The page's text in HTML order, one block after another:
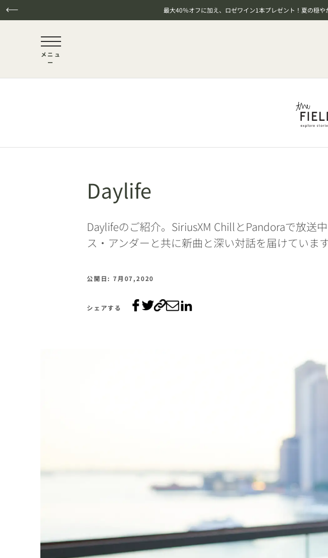
最大40％オフに加え、ロゼワイン1本プレゼント！夏の穏や
NaN / 6
メニュ
ー
Daylife
Daylifeのご紹介。SiriusXM ChillとPandoraで放送
ス・アンダーと共に新曲と深い対話を届けています
公開日: 7月07,2020
シェアする